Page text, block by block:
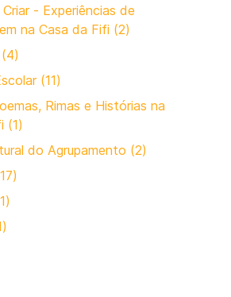
Criar - Experiências de
na Casa da Fifi (2)
(11)
Rimas e Histórias na
(1)
do Agrupamento (2)